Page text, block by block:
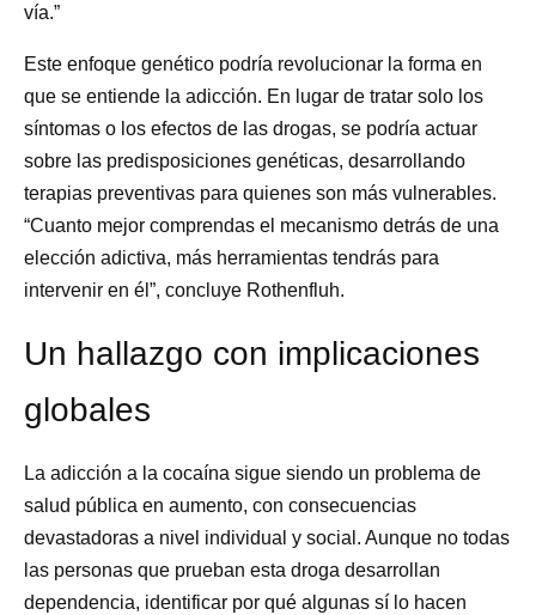
vía.”
Este enfoque genético podría revolucionar la forma en
que se entiende la adicción. En lugar de tratar solo los
síntomas o los efectos de las drogas, se podría actuar
sobre las predisposiciones genéticas, desarrollando
terapias preventivas para quienes son más vulnerables.
“Cuanto mejor comprendas el mecanismo detrás de una
elección adictiva, más herramientas tendrás para
intervenir en él”, concluye Rothenfluh.
Un hallazgo con implicaciones
globales
La adicción a la cocaína sigue siendo un problema de
salud pública en aumento, con consecuencias
devastadoras a nivel individual y social. Aunque no todas
las personas que prueban esta droga desarrollan
dependencia, identificar por qué algunas sí lo hacen